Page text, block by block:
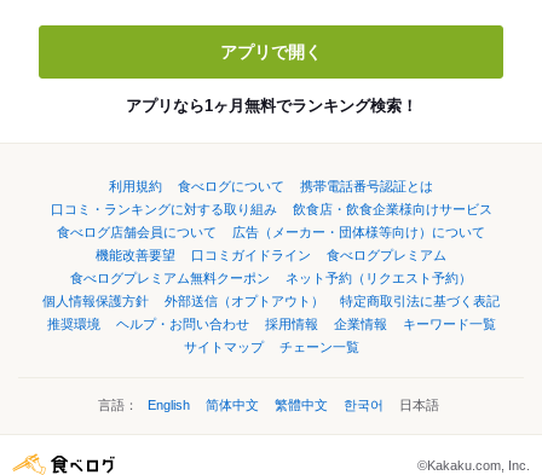
アプリで開く
アプリなら1ヶ月無料でランキング検索！
利用規約 食べログについて
携帯電話番号認証とは
口コミ・ランキングに対する取り組み
飲食店・飲食企業様向けサービス
食べログ店舗会員について
広告（メーカー・団体様等向け）について
機能改善要望
口コミガイドライン
食べログプレミアム
食べログプレミアム無料クーポン
ネット予約（リクエスト予約）
個人情報保護方針
外部送信（オプトアウト）
特定商取引法に基づく表記
推奨環境
ヘルプ・お問い合わせ 採用情報 企業情報
キーワード一覧
サイトマップ
チェーン一覧
言語： English 简体中文 繁體中文 한국어 日本語
©Kakaku.com, Inc.